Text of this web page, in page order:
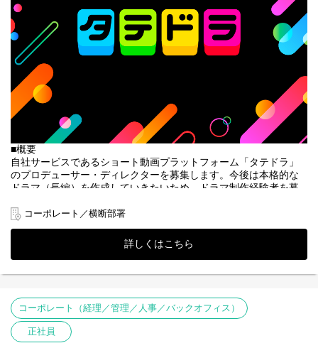
■選考フロー
①書類選考 ※履歴書（顔写真付）、職務経歴書
↓
②一次面接（室長）
↓
③二次面接（執行役員）※原則、対面形式
＋適性検査・リファレンスチェック
↓
④内定・オファー面談
※選考状況によっては面接が増える可能性もあります。
■概要
自社サービスであるショート動画プラットフォーム「タテドラ」
のプロデューサー・ディレクターを募集します。今後は本格的な
ドラマ（長編）を作成していきたいため、ドラマ制作経験者を募
■「タテドラ」について
「タテドラ」は、オリジナルドラマを中心とした縦型ショートド
ラマアプリです。長編コンテンツを1話2分程度に分けて連続して
視聴することができるため、スマートフォンから隙間時間にお楽
しみいただきやすい構成になっています。
■サービス提供開始の背景
近年、TikTokの流行を皮切りにYouTubeやInstagram等の各種SNS
に縦型ショート動画の投稿機能が続々と実装されており、「TikTok
トレンド大賞2024」では「ショートドラマ」が特別賞に選ばれる
コーポレート／横断部署
詳しくはこちら
コーポレート（経理／管理／人事／バックオフィス）
正社員